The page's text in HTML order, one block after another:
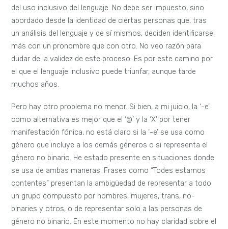
del uso inclusivo del lenguaje. No debe ser impuesto, sino
abordado desde la identidad de ciertas personas que, tras
un análisis del lenguaje y de sí mismos, deciden identificarse
más con un pronombre que con otro. No veo razón para
dudar de la validez de este proceso. Es por este camino por
el que el lenguaje inclusivo puede triunfar, aunque tarde
muchos años.
Pero hay otro problema no menor. Si bien, a mi juicio, la ‘-e’
como alternativa es mejor que el ‘@’ y la ‘X’ por tener
manifestación fónica, no está claro si la ‘-e’ se usa como
género que incluye a los demás géneros o si representa el
género no binario. He estado presente en situaciones donde
se usa de ambas maneras. Frases como “Todes estamos
contentes” presentan la ambigüedad de representar a todo
un grupo compuesto por hombres, mujeres, trans, no-
binaries y otros, o de representar solo a las personas de
género no binario. En este momento no hay claridad sobre el